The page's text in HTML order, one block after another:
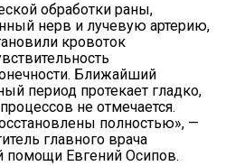
обработки раны,
нерв и лучевую артерию,
кровоток
Ближайший
период протекает гладко,
не отмечается.
полностью», —
главного врача
помощи Евгений Осипов.